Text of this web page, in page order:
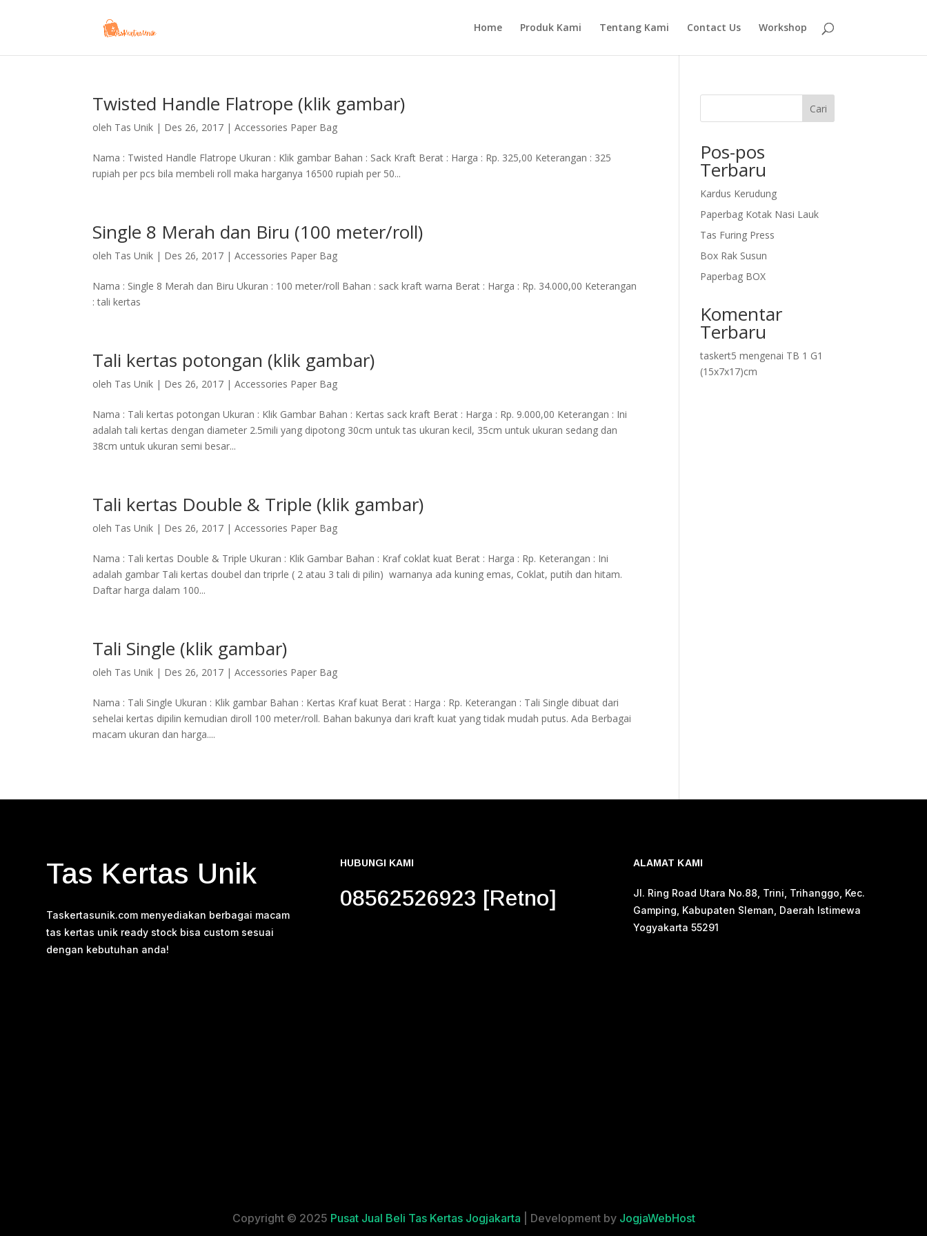
Home Produk Kami Tentang Kami Contact Us Workshop
Twisted Handle Flatrope (klik gambar)
oleh Tas Unik | Des 26, 2017 |Accessories Paper Bag
Nama : Twisted Handle Flatrope Ukuran : Klik gambar Bahan : Sack Kraft Berat : Harga : Rp. 325,00 Keterangan : 325
rupiah per pcs bila membeli roll maka harganya 16500 rupiah per 50...
Single 8 Merah dan Biru (100 meter/roll)
oleh Tas Unik | Des 26, 2017 |Accessories Paper Bag
Nama : Single 8 Merah dan Biru Ukuran : 100 meter/roll Bahan : sack kraft warna Berat : Harga : Rp. 34.000,00 Keterangan
: tali kertas
Tali kertas potongan (klik gambar)
oleh Tas Unik | Des 26, 2017 |Accessories Paper Bag
Nama : Tali kertas potongan Ukuran : Klik Gambar Bahan : Kertas sack kraft Berat : Harga : Rp. 9.000,00 Keterangan : Ini
adalah tali kertas dengan diameter 2.5mili yang dipotong 30cm untuk tas ukuran kecil, 35cm untuk ukuran sedang dan
38cm untuk ukuran semi besar...
Tali kertas Double & Triple (klik gambar)
oleh Tas Unik | Des 26, 2017 |Accessories Paper Bag
Nama : Tali kertas Double & Triple Ukuran : Klik Gambar Bahan : Kraf coklat kuat Berat : Harga : Rp. Keterangan : Ini
adalah gambar Tali kertas doubel dan triprle ( 2 atau 3 tali di pilin) warnanya ada kuning emas, Coklat, putih dan hitam.
Daftar harga dalam 100...
Tali Single (klik gambar)
oleh Tas Unik | Des 26, 2017 |Accessories Paper Bag
Nama : Tali Single Ukuran : Klik gambar Bahan : Kertas Kraf kuat Berat : Harga : Rp. Keterangan : Tali Single dibuat dari
sehelai kertas dipilin kemudian diroll 100 meter/roll. Bahan bakunya dari kraft kuat yang tidak mudah putus. Ada Berbagai
macam ukuran dan harga....
Cari
Pos-pos
Terbaru
Kardus Kerudung
Paperbag Kotak Nasi Lauk
Tas Furing Press
Box Rak Susun
Paperbag BOX
Komentar
Terbaru
taskert5 mengenai TB 1 G1
(15x7x17)cm
Tas Kertas Unik
Taskertasunik.com menyediakan berbagai macam
tas kertas unik ready stock bisa custom sesuai
dengan kebutuhan anda!
HUBUNGI KAMI
08562526923 [Retno]
ALAMAT KAMI
Jl. Ring Road Utara No.88, Trini, Trihanggo, Kec.
Gamping, Kabupaten Sleman, Daerah Istimewa
Yogyakarta 55291
Copyright © 2025 Pusat Jual Beli Tas Kertas Jogjakarta | Development by JogjaWebHost